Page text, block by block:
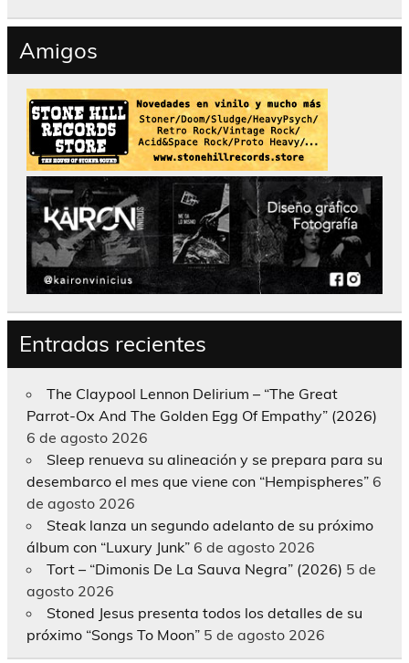
Amigos
Entradas recientes
The Claypool Lennon Delirium – “The Great
Parrot-Ox And The Golden Egg Of Empathy” (2026)
6 de agosto 2026
Sleep renueva su alineación y se prepara para su
desembarco el mes que viene con “Hempispheres” 6
de agosto 2026
Steak lanza un segundo adelanto de su próximo
álbum con “Luxury Junk” 6 de agosto 2026
Tort – “Dimonis De La Sauva Negra” (2026) 5 de
agosto 2026
Stoned Jesus presenta todos los detalles de su
próximo “Songs To Moon” 5 de agosto 2026